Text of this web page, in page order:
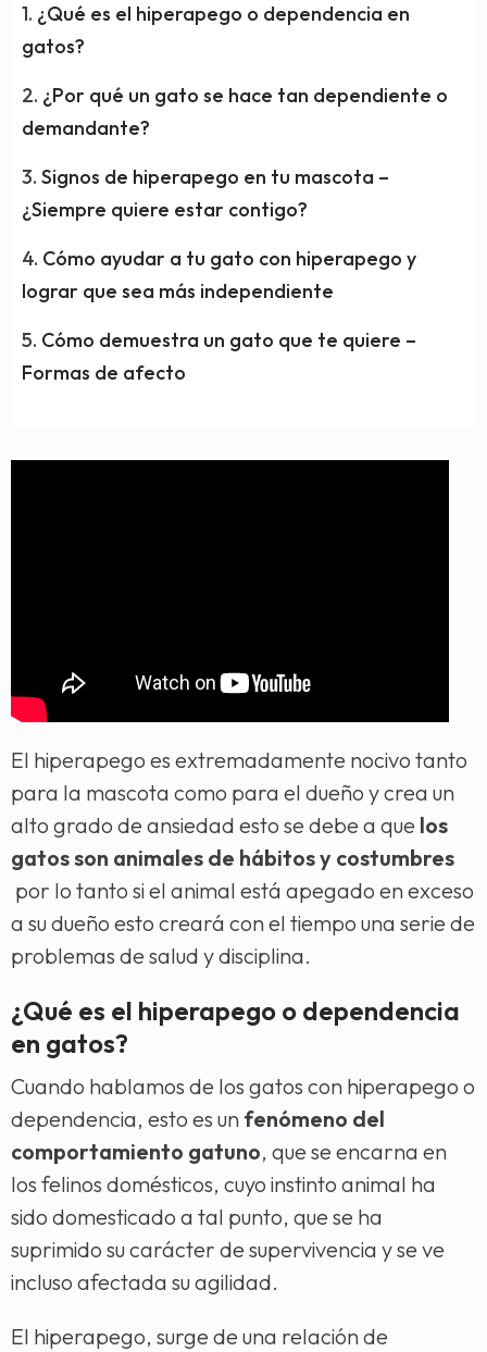
¿Qué es el hiperapego o dependencia en
gatos?
¿Por qué un gato se hace tan dependiente o
demandante?
Signos de hiperapego en tu mascota –
¿Siempre quiere estar contigo?
Cómo ayudar a tu gato con hiperapego y
lograr que sea más independiente
Cómo demuestra un gato que te quiere –
Formas de afecto
El hiperapego es extremadamente nocivo tanto
para la mascota como para el dueño y crea un
alto grado de ansiedad esto se debe a que los
gatos son animales de hábitos y costumbres
por lo tanto si el animal está apegado en exceso
a su dueño esto creará con el tiempo una serie de
problemas de salud y disciplina.
¿Qué es el hiperapego o dependencia
en gatos?
Cuando hablamos de los gatos con hiperapego o
dependencia, esto es un fenómeno del
comportamiento gatuno, que se encarna en
los felinos domésticos, cuyo instinto animal ha
sido domesticado a tal punto, que se ha
suprimido su carácter de supervivencia y se ve
incluso afectada su agilidad.
El hiperapego, surge de una relación de